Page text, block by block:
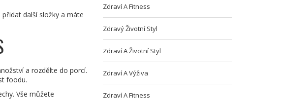
další složky a máte
a rozdělte do porcí.
foodu.
Vše můžete
Zdraví A Fitness
Zdravý Životní Styl
Zdraví A Životní Styl
Zdraví A Výživa
Zdraví A Fitness